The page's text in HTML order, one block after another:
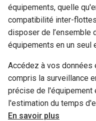
équipements, quelle
compatibilité inter-
disposer de l’ensemble
équipements en un seul
Accédez à vos données
compris la surveillance
précise de l'équipement
l'estimation du temps
En savoir plus